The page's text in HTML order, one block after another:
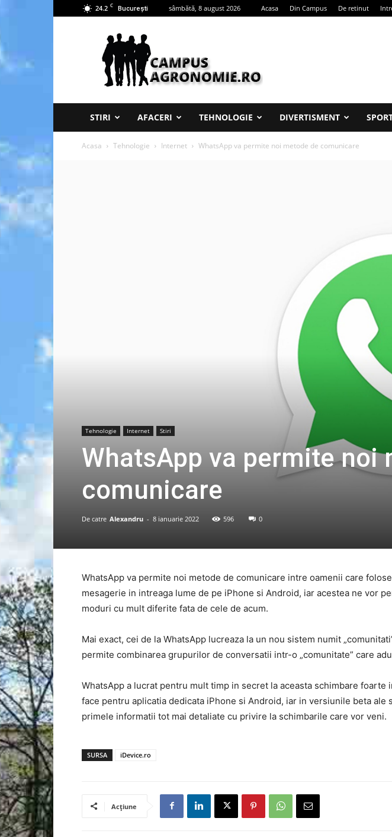
24.2 C București sâmbătă, 8 august 2026 Acasa Din Campus De retinut
Campus
Agronomie
STIRI AFACERI TEHNOLOGIE DIVERTISMENT
Acasa Tehnologie Internet WhatsApp va permite noi metode de comunicare
Tehnologie Internet Stiri
WhatsApp va permite noi
comunicare
De catre Alexandru - 8 ianuarie 2022 596 0
WhatsApp va permite noi metode de comunicare intre oamenii care
mesagerie in intreaga lume de pe iPhone si Android, iar acestea ne vor
moduri cu mult diferite fata de cele de acum.
Mai exact, cei de la WhatsApp lucreaza la un nou sistem numit
permite combinarea grupurilor de conversatii intr-o „comunitate” care
WhatsApp a lucrat pentru mult timp in secret la aceasta schimbare foarte
face pentru aplicatia dedicata iPhone si Android, iar in versiunile beta ale
primele informatii tot mai detaliate cu privire la schimbarile care vor veni.
SURSA iDevice.ro
Acțiune